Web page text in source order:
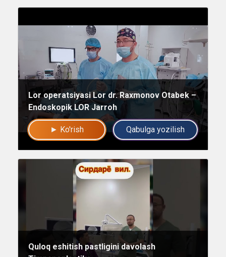
Lor operatsiyasi Lor dr. Raxmonov Otabek –
Endoskopik LOR Jarroh
► Ko'rish Qabulga yozilish
Quloq eshitish pastligini davolash
Mutaxassislar
Bizning shifokorlarimiz sizga maslahat berishdan xursand bo'lishadi!
Mutaxassisga yozing yo'q rahmat